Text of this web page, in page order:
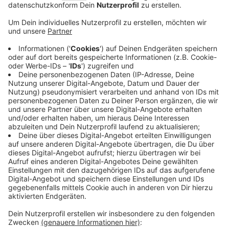
Veröffentlicht:Donnerstag, 28.03.2024 06:22
In den Supermarkt-Filialen von Lidl und Kaufland wird
heute gestreikt. Dazu hat die Gewerkschaft Verdi
aufgerufen. Der Handel habe sich aber gut auf den
Streik eingestellt, heißt es vom Handelsverband
Niederrhein mit Sitz in Moers. Hier geht man nicht
davon aus, das ganze Filialen geschlossen bleiben -
eine Garantie dafür gebe es aber nicht. Bisher sei es
den Läden immer gelungen, das Geschäft aufrecht zu
erhalten. Trotzdem ist der Zeitpunkt vor den
Feiertagen ungünstig. Aktuell ist der Ansturm
besonders groß.
Anzeige